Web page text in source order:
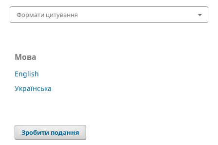
Формати цитування
Мова
English
Українська
Зробити подання